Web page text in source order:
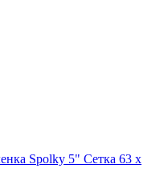
Spolky 5" Сетка 63 x